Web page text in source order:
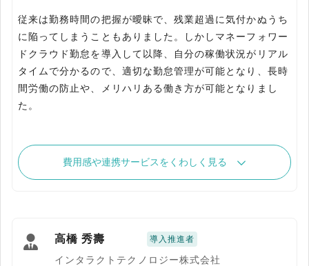
従来は勤務時間の把握が曖昧で、残業超過に気付かぬうち
に陥ってしまうこともありました。しかしマネーフォワー
ドクラウド勤怠を導入して以降、自分の稼働状況がリアル
タイムで分かるので、適切な勤怠管理が可能となり、長時
間労働の防止や、メリハリある働き方が可能となりまし
た。
費用感や連携サービスをくわしく見る
高橋 秀壽 導入推進者
インタラクトテクノロジー株式会社